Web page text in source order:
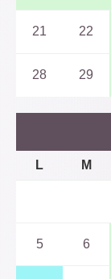
21 22
28 29
L M
5 6